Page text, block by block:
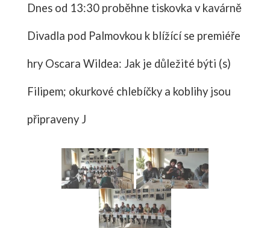
Dnes od 13:30 proběhne tiskovka v kavárně
Divadla pod Palmovkou k blížící se premiéře
hry Oscara Wildea: Jak je důležité býti (s)
Filipem; okurkové chlebíčky a koblihy jsou
připraveny J